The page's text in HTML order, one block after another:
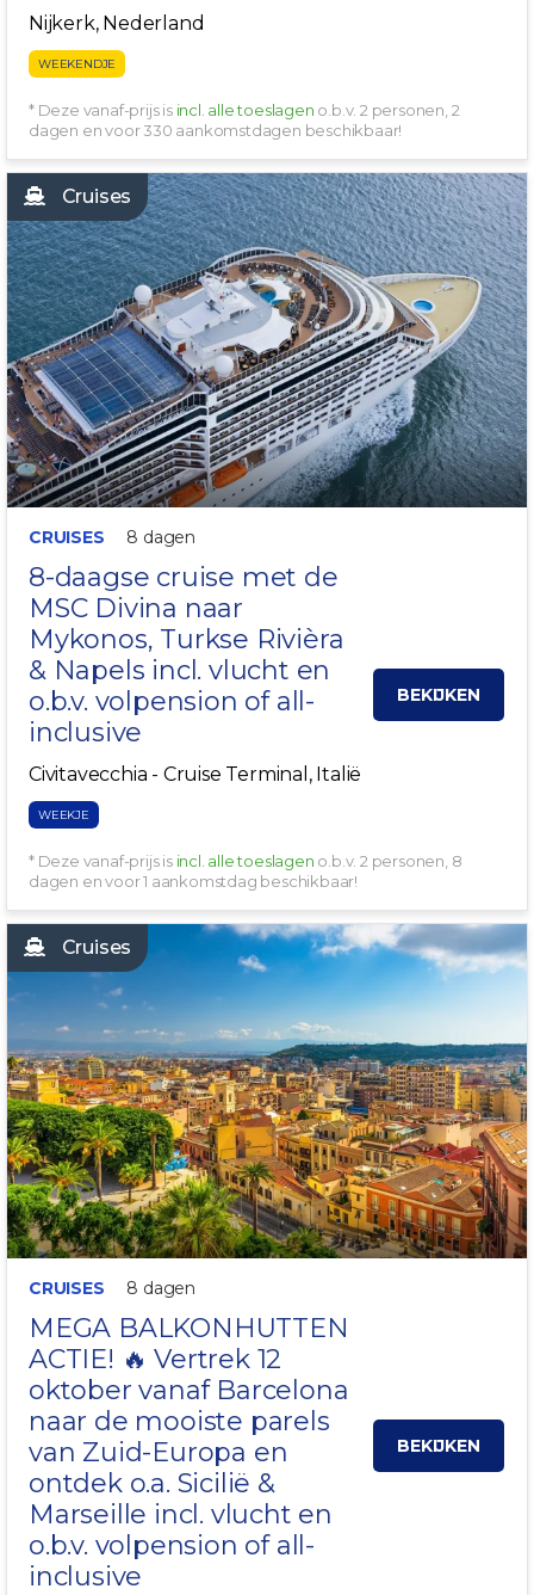
Nijkerk, Nederland
WEEKENDJE
* Deze vanaf-prijs is incl. alle toeslagen o.b.v. 2 personen, 2
dagen en voor 330 aankomstdagen beschikbaar!
Cruises
INCL. VLUCHT!
CRUISES 8 dagen
8-daagse cruise met de
MSC Divina naar
Mykonos, Turkse Rivièra
& Napels incl. vlucht en
o.b.v. volpension of all-
inclusive
Civitavecchia - Cruise Terminal, Italië
WEEKJE
BEKIJKEN
* Deze vanaf-prijs is incl. alle toeslagen o.b.v. 2 personen, 8
dagen en voor 1 aankomstdag beschikbaar!
Cruises
VERTREK 12 OKTOBER!
CRUISES 8 dagen
MEGA BALKONHUTTEN
ACTIE! 🔥 Vertrek 12
oktober vanaf Barcelona
naar de mooiste parels
van Zuid-Europa en
ontdek o.a. Sicilië &
Marseille incl. vlucht en
o.b.v. volpension of all-
inclusive
BEKIJKEN